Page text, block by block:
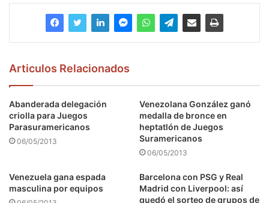
Articulos Relacionados
Abanderada delegación
criolla para Juegos
Parasuramericanos
06/05/2013
Venezolana González ganó
medalla de bronce en
heptatlón de Juegos
Suramericanos
06/05/2013
Venezuela gana espada
masculina por equipos
Barcelona con PSG y Real
Madrid con Liverpool: así
quedó el sorteo de grupos de